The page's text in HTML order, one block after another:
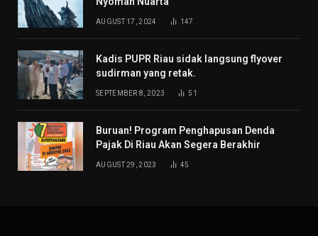
AUGUST 17, 2024 147
Kadis PUPR Riau sidak langsung flyover
sudirman yang retak.
SEPTEMBER 8, 2023 51
Buruan! Program Penghapusan Denda
Pajak Di Riau Akan Segera Berakhir
AUGUST 29, 2023 45